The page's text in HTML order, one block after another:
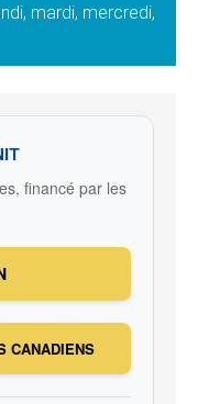
mardi, mercredi,
financé par les
CANADIENS